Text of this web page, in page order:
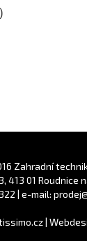
Zahradní
413 01 Roudnice
| e-mail:
|